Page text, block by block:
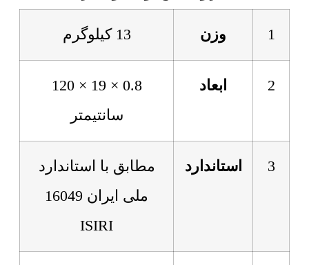
1 وزن 13 کیلوگرم
2 ابعاد
0.8 × 19 × 120
سانتیمتر
3 استاندارد
مطابق با استاندارد
ملی ایران 16049
ISIRI